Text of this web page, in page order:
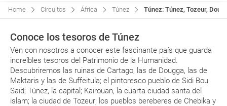
Home Circuitos África Túnez Túnez: Túnez, Tozeur,
Conoce los tesoros de Túnez
Ven con nosotros a conocer este fascinante país que guarda
increíbles tesoros del Patrimonio de la Humanidad.
Descubriremos las ruinas de Cartago, las de Dougga, las de
Maktaris y las de Suffeitula; el pintoresco pueblo de Sidi Bou
Said; Túnez, la capital; Kairouan, la cuarta ciudad santa del
islam; la ciudad de Tozeur; los pueblos bereberes de Chebika y